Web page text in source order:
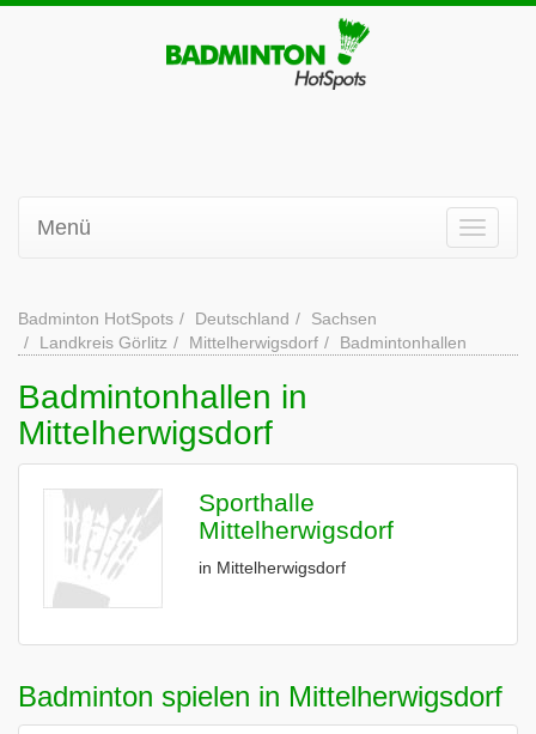
Menü
Badminton HotSpots Deutschland
Sachsen
Landkreis Görlitz
Mittelherwigsdorf Badmintonhallen
Badmintonhallen in
Mittelherwigsdorf
Sporthalle
Mittelherwigsdorf
in Mittelherwigsdorf
Badminton spielen in Mittelherwigsdorf